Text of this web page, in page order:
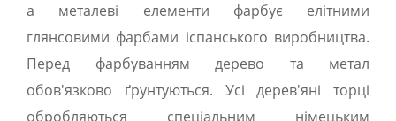
а металеві елементи фарбує елітними
глянсовими фарбами іспанського виробництва.
Перед фарбуванням дерево та метал
обов'язково ґрунтуються. Усі дерев'яні торці
обробляються спеціальним німецьким